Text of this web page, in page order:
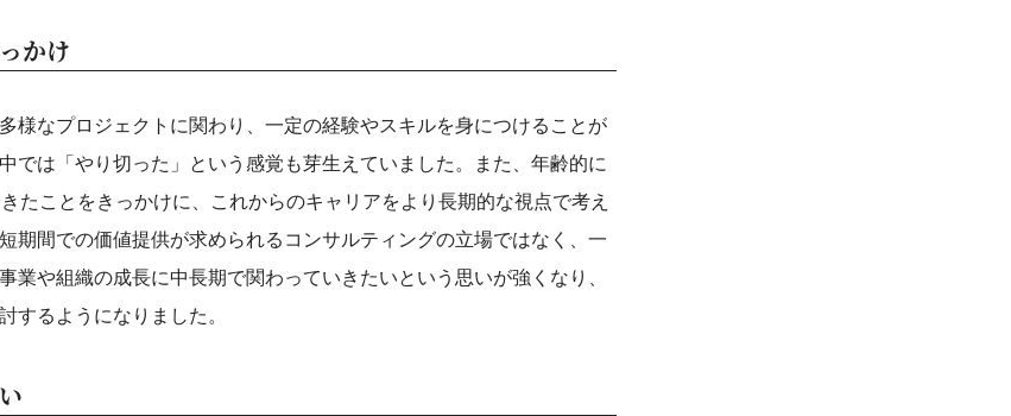
かけ
様なプロジェクトに関わり、一定の経験やスキルを身につけることが
では「やり切った」という感覚も芽生えていました。また、年齢的に
たことをきっかけに、これからのキャリアをより長期的な視点で考え
期間での価値提供が求められるコンサルティングの立場ではなく、一
業や組織の成長に中長期で関わっていきたいという思いが強くなり、
するようになりました。